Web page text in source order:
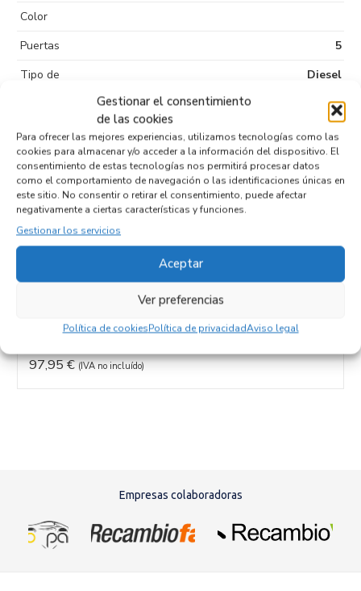
Gestionar el consentimiento
de las cookies
Para ofrecer las mejores experiencias, utilizamos tecnologías como las
cookies para almacenar y/o acceder a la información del dispositivo. El
consentimiento de estas tecnologías nos permitirá procesar datos
como el comportamiento de navegación o las identificaciones únicas en
este sitio. No consentir o retirar el consentimiento, puede afectar
negativamente a ciertas características y funciones.
Gestionar los servicios
Aceptar
Ver preferencias
Política de cookiesPolítica de privacidadAviso legal
Color
Puertas
5
Tipo de
Diesel
654920
Código cambio
Productos relacionados
APOYABRAZOS CENTRAL A2056800150
Recambios MERCEDES-BENZCLASE C (BM 205) FAMILIAR
Referencia ID: 138759
97,95€ (IVA no incluído)
Empresas colaboradoras